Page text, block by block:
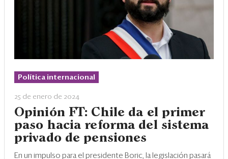
Política internacional
25 de enero de 2024
Opinión FT: Chile da el primer
paso hacia reforma del sistema
privado de pensiones
En un impulso para el presidente Boric, la legislación pasará